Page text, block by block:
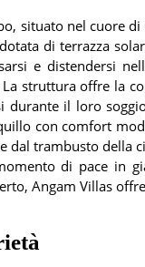
situato nel cuore
di terrazza
e distendersi
struttura offre la
durante il loro
con comfort
dal trambusto della
di pace in
Angam Villas